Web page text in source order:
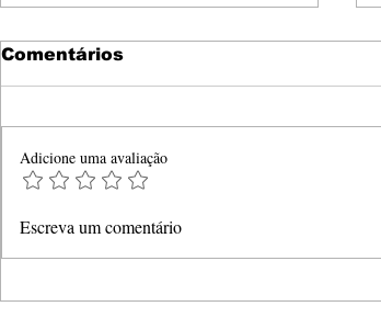
Sphynx: A raça sem
impressionantes!
Comentários
Adicione uma avaliação
Escreva um comentário